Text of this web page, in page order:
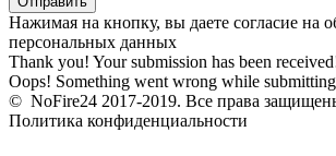
Нажимая на кнопку, вы даете согласие на
персональных данных
Thank you! Your submission has been
Oops! Something went wrong while
© NoFire24 2017-2019. Все права
Политика конфиденциальности